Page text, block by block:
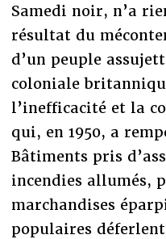
Samedi noir, n’a
résultat du
d’un peuple
coloniale
l’inefficacité et la
qui, en 1950, a
Bâtiments pris
incendies allumés,
marchandises
populaires